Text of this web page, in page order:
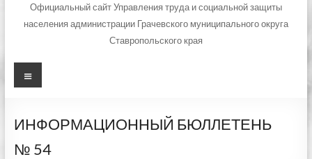
Официальный сайт Управления труда и социальной защиты
населения администрации Грачевского муниципального округа
Ставропольского края
Меню
ИНФОРМАЦИОННЫЙ БЮЛЛЕТЕНЬ
№ 54